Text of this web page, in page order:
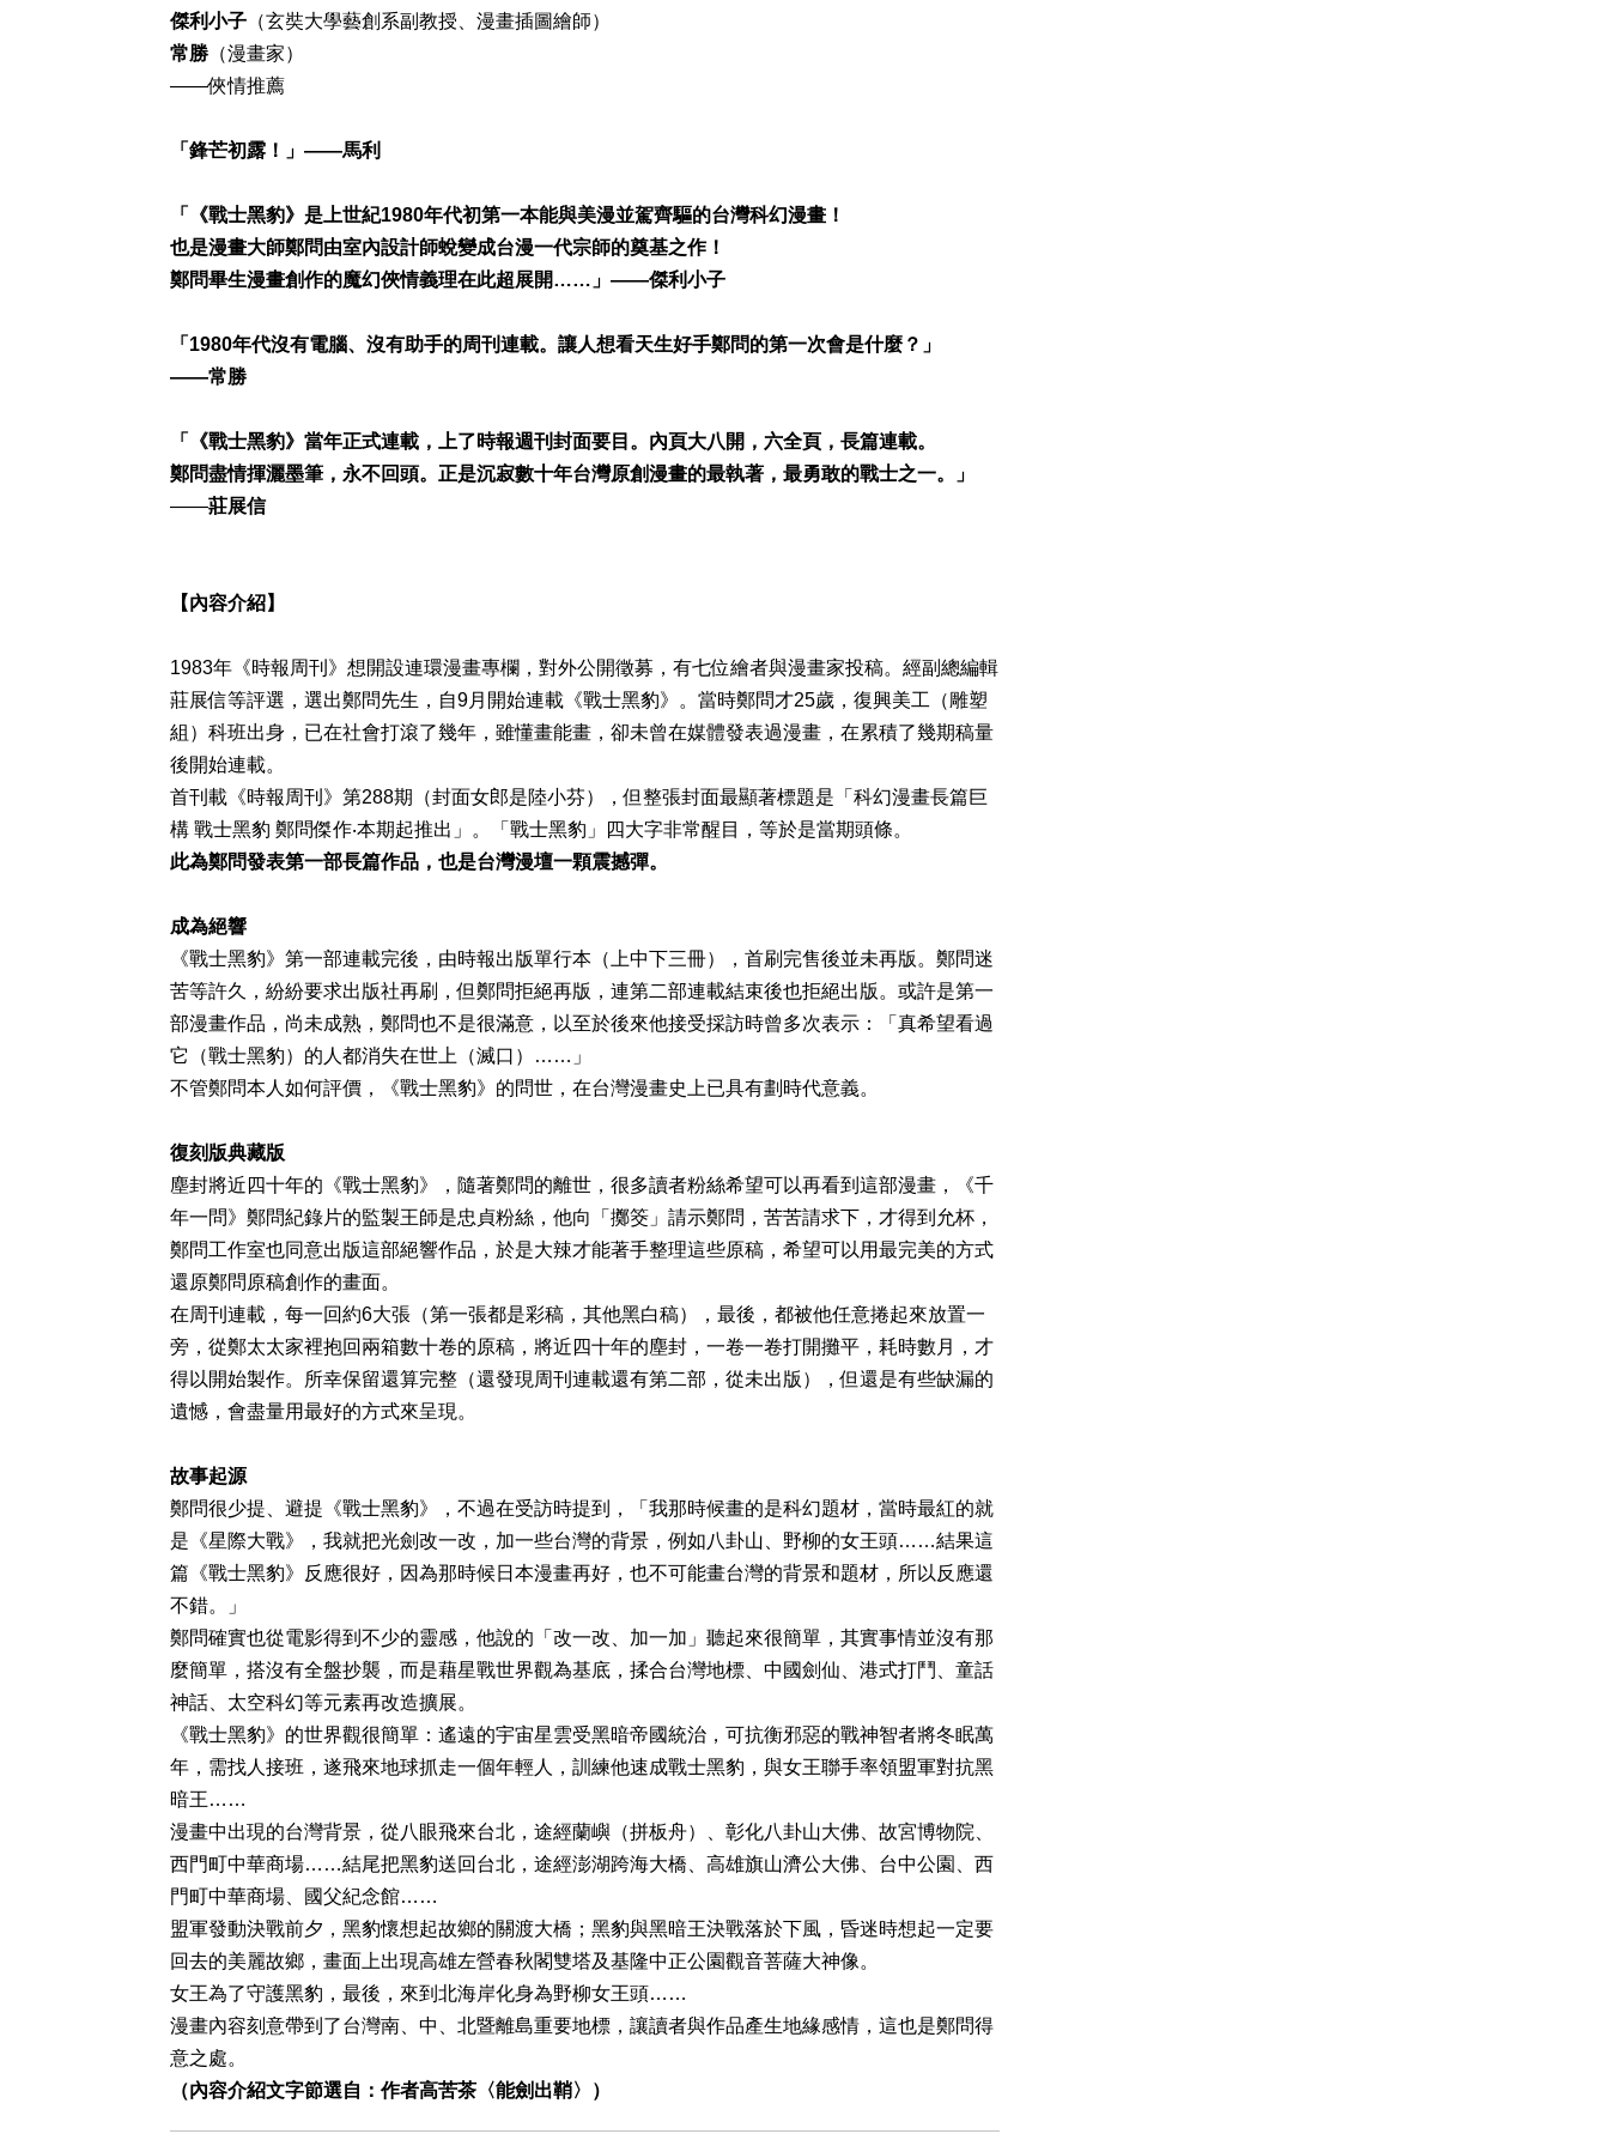
傑利小子 （玄奘大學藝創系副教授、漫畫插圖繪師）
常勝 （漫畫家）
――俠情推薦
「鋒芒初露！」――馬利
「《戰士黑豹》是上世紀1980年代初第一本能與美漫並駕齊驅的台灣科幻漫畫！
也是漫畫大師鄭問由室內設計師蛻變成台漫一代宗師的奠基之作！
鄭問畢生漫畫創作的魔幻俠情義理在此超展開……」――傑利小子
「1980年代沒有電腦、沒有助手的周刊連載。讓人想看天生好手鄭問的第一次會是什麼？」
――常勝
「《戰士黑豹》當年正式連載，上了時報週刊封面要目。內頁大八開，六全頁，長篇連載。
鄭問盡情揮灑墨筆，永不回頭。正是沉寂數十年台灣原創漫畫的最執著，最勇敢的戰士之一。」
――莊展信
【內容介紹】
1983年《時報周刊》想開設連環漫畫專欄，對外公開徵募，有七位繪者與漫畫家投稿。經副總編輯
莊展信等評選，選出鄭問先生，自9月開始連載《戰士黑豹》。當時鄭問才25歲，復興美工（雕塑
組）科班出身，已在社會打滾了幾年，雖懂畫能畫，卻未曾在媒體發表過漫畫，在累積了幾期稿量
後開始連載。
首刊載《時報周刊》第288期（封面女郎是陸小芬），但整張封面最顯著標題是「科幻漫畫長篇巨
構 戰士黑豹 鄭問傑作‧本期起推出」。「戰士黑豹」四大字非常醒目，等於是當期頭條。
此為鄭問發表第一部長篇作品，也是台灣漫壇一顆震撼彈。
成為絕響
《戰士黑豹》第一部連載完後，由時報出版單行本（上中下三冊），首刷完售後並未再版。鄭問迷
苦等許久，紛紛要求出版社再刷，但鄭問拒絕再版，連第二部連載結束後也拒絕出版。或許是第一
部漫畫作品，尚未成熟，鄭問也不是很滿意，以至於後來他接受採訪時曾多次表示：「真希望看過
它（戰士黑豹）的人都消失在世上（滅口）……」
不管鄭問本人如何評價，《戰士黑豹》的問世，在台灣漫畫史上已具有劃時代意義。
復刻版典藏版
塵封將近四十年的《戰士黑豹》，隨著鄭問的離世，很多讀者粉絲希望可以再看到這部漫畫，《千
年一問》鄭問紀錄片的監製王師是忠貞粉絲，他向「擲筊」請示鄭問，苦苦請求下，才得到允杯，
鄭問工作室也同意出版這部絕響作品，於是大辣才能著手整理這些原稿，希望可以用最完美的方式
還原鄭問原稿創作的畫面。
在周刊連載，每一回約6大張（第一張都是彩稿，其他黑白稿），最後，都被他任意捲起來放置一
旁，從鄭太太家裡抱回兩箱數十卷的原稿，將近四十年的塵封，一卷一卷打開攤平，耗時數月，才
得以開始製作。所幸保留還算完整（還發現周刊連載還有第二部，從未出版），但還是有些缺漏的
遺憾，會盡量用最好的方式來呈現。
故事起源
鄭問很少提、避提《戰士黑豹》，不過在受訪時提到，「我那時候畫的是科幻題材，當時最紅的就
是《星際大戰》，我就把光劍改一改，加一些台灣的背景，例如八卦山、野柳的女王頭……結果這
篇《戰士黑豹》反應很好，因為那時候日本漫畫再好，也不可能畫台灣的背景和題材，所以反應還
不錯。」
鄭問確實也從電影得到不少的靈感，他說的「改一改、加一加」聽起來很簡單，其實事情並沒有那
麼簡單，搭沒有全盤抄襲，而是藉星戰世界觀為基底，揉合台灣地標、中國劍仙、港式打鬥、童話
神話、太空科幻等元素再改造擴展。
《戰士黑豹》的世界觀很簡單：遙遠的宇宙星雲受黑暗帝國統治，可抗衡邪惡的戰神智者將冬眠萬
年，需找人接班，遂飛來地球抓走一個年輕人，訓練他速成戰士黑豹，與女王聯手率領盟軍對抗黑
暗王……
漫畫中出現的台灣背景，從八眼飛來台北，途經蘭嶼（拼板舟）、彰化八卦山大佛、故宮博物院、
西門町中華商場……結尾把黑豹送回台北，途經澎湖跨海大橋、高雄旗山濟公大佛、台中公園、西
門町中華商場、國父紀念館……
盟軍發動決戰前夕，黑豹懷想起故鄉的關渡大橋；黑豹與黑暗王決戰落於下風，昏迷時想起一定要
回去的美麗故鄉，畫面上出現高雄左營春秋閣雙塔及基隆中正公園觀音菩薩大神像。
女王為了守護黑豹，最後，來到北海岸化身為野柳女王頭……
漫畫內容刻意帶到了台灣南、中、北暨離島重要地標，讓讀者與作品產生地緣感情，這也是鄭問得
意之處。
（內容介紹文字節選自：作者高苦茶〈能劍出鞘〉）